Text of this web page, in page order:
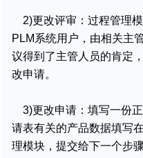
2)更改评审：过程管理
PLM系统用户，由相关主
议得到了主管人员的肯定
改申请。
3)更改申请：填写一份
请表有关的产品数据填写
理模块，提交给下一个步骤